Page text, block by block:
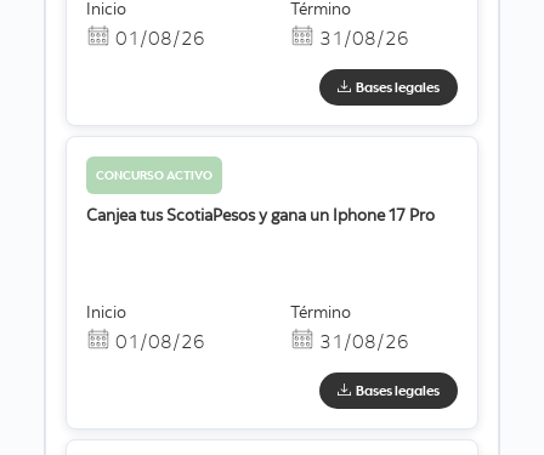
Inicio
01/08/26
Término
31/08/26
Bases legales
CONCURSO ACTIVO
Canjea tus ScotiaPesos y gana un Iphone 17 Pro
Inicio
01/08/26
Término
31/08/26
Bases legales